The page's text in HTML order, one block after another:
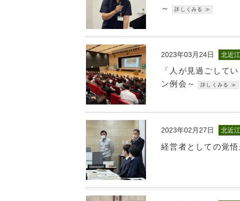
～
2023年03月24日 北近
「人が見過ごして
ン例会～
2023年02月27日 北近
経営者としての覚